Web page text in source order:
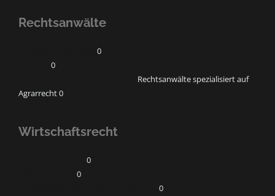
Rechtsanwälte
0
0
Rechtsanwälte spezialisiert auf
Agrarrecht 0
Wirtschaftsrecht
0
0
0